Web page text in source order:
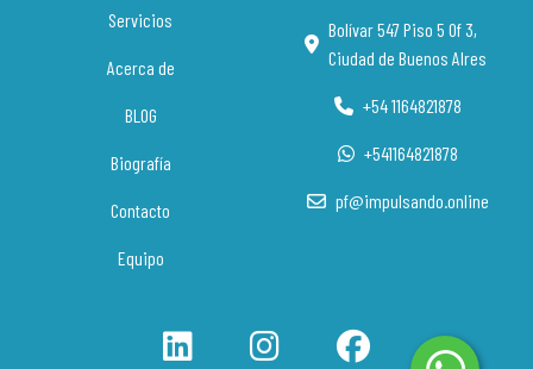
Servicios
Acerca de
BLOG
Biografía
Contacto
Equipo
Bolívar 547 Piso 5 Of 3,
Ciudad de Buenos AIres
+54 1164821878
+541164821878
pf@impulsando.online